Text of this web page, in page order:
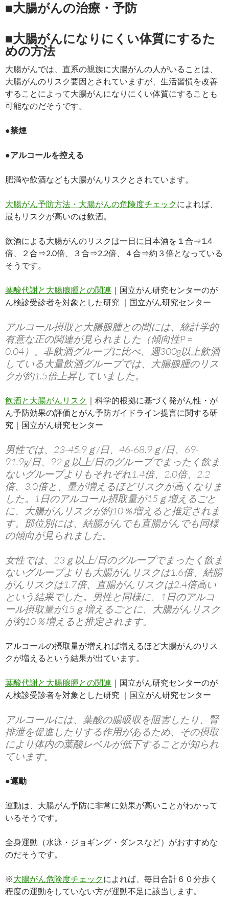
■大腸がんの治療・予防
■大腸がんになりにくい体質にするた
めの方法
大腸がんでは、直系の親族に大腸がんの人がいることは、
大腸がんのリスク要因とされていますが、生活習慣を改善
することによって大腸がんになりにくい体質にすることも
可能なのだそうです。
●禁煙
●アルコールを控える
肥満や飲酒なども大腸がんリスクとされています。
大腸がん予防方法・大腸がんの危険度チェックによれば、
最もリスクが高いのは飲酒。
飲酒による大腸がんのリスクは一日に日本酒を１合⇒1.4
倍、２合⇒2.0倍、３合⇒2.2倍、４合⇒約３倍となっている
そうです。
葉酸代謝と大腸腺腫との関連 ｜国立がん研究センターのが
ん検診受診者を対象とした研究 ｜国立がん研究センター
アルコール摂取と大腸腺腫との間には、統計学的
有意な正の関連が見られました（傾向性P =
0.04）。非飲酒グループに比べ、週300g以上飲酒
している大量飲酒グループでは、大腸腺腫のリス
クが約1.5倍上昇していました。
飲酒と大腸がんリスク ｜科学的根拠に基づく発がん性・が
ん予防効果の評価とがん予防ガイドライン提言に関する研
究｜国立がん研究センター
男性では、23-45.9ｇ/日、46-68.9ｇ/日、69-
91.9g/日、92ｇ以上/日のグループでまったく飲ま
ないグループよりもそれぞれ1.4倍、2.0倍、2.2
倍、3.0倍と、量が増えるほどリスクが高くなりま
した。1日のアルコール摂取量が15ｇ増えるごと
に、大腸がんリスクが約10％増えると推定されま
す。部位別には、結腸がんでも直腸がんでも同様
の傾向が見られました。
女性では、23ｇ以上/日のグループでまったく飲ま
ないグループよりも大腸がんリスクは1.6倍、結腸
がんリスクは1.7倍、直腸がんリスクは2.4倍高い
という結果でした。男性と同様に、1日のアルコ
ール摂取量が15ｇ増えるごとに、大腸がんリスク
が約10％増えると推定されます。
アルコールの摂取量が増えれば増えるほど大腸がんのリス
クが増えるという結果が出ています。
葉酸代謝と大腸腺腫との関連 ｜国立がん研究センターのが
ん検診受診者を対象とした研究 ｜国立がん研究センター
アルコールには、葉酸の腸吸収を阻害したり、腎
排泄を促進したりする作用があるため、その摂取
により体内の葉酸レベルが低下することが知られ
ています。
●運動
運動は、大腸がん予防に非常に効果が高いことがわかって
いるそうです。
全身運動（水泳・ジョギング・ダンスなど）がおすすめな
のだそうです。
※大腸がん危険度チェックによれば、毎日合計６０分歩く
程度の運動をしていない方が運動不足に該当します。